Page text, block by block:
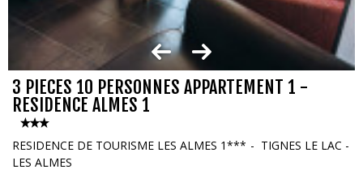
3 PIECES 10 PERSONNES APPARTEMENT 1 -
RESIDENCE ALMES 1
RESIDENCE DE TOURISME LES ALMES 1***
TIGNES LE LAC -
LES ALMES